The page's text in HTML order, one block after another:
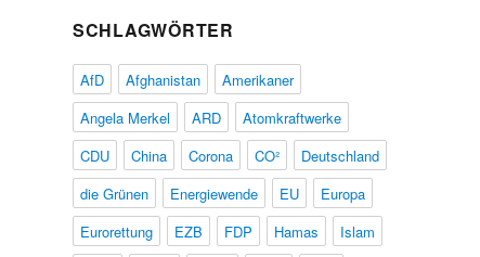
SCHLAGWÖRTER
AfD Afghanistan
Amerikaner
Angela Merkel
ARD
Atomkraftwerke
CDU
China Corona CO²
Deutschland
die Grünen
Energiewende EU
Europa
Eurorettung
EZB FDP Hamas
Islam